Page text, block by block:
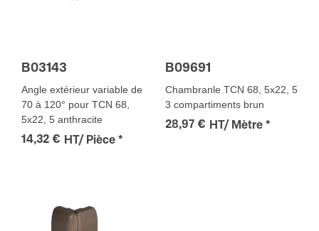
B03143
Angle extérieur variable de
70 à 120° pour TCN 68,
5x22, 5 anthracite
14,32 € HT/ Pièce *
B09691
Chambranle TCN 68, 5x22, 5
3 compartiments brun
28,97 € HT/ Mètre *